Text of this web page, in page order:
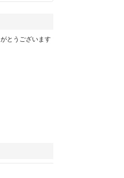
とうございます